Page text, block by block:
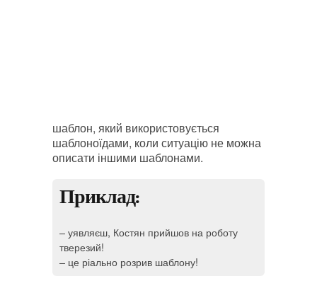
шаблон, який використовується
шаблоноїдами, коли ситуацію не можна
описати іншими шаблонами.
Приклад:
– уявляєш, Костян прийшов на роботу
тверезий!
– це ріально розрив шаблону!